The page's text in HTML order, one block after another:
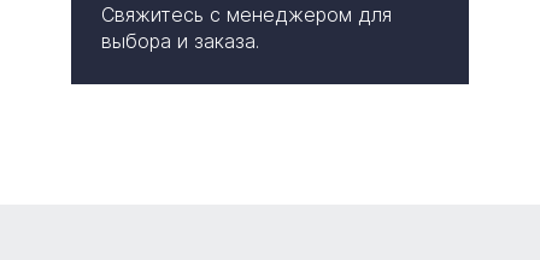
Свяжитесь с менеджером для
выбора и заказа.